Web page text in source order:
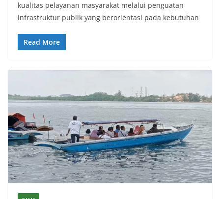
kualitas pelayanan masyarakat melalui penguatan
infrastruktur publik yang berorientasi pada kebutuhan
Read More